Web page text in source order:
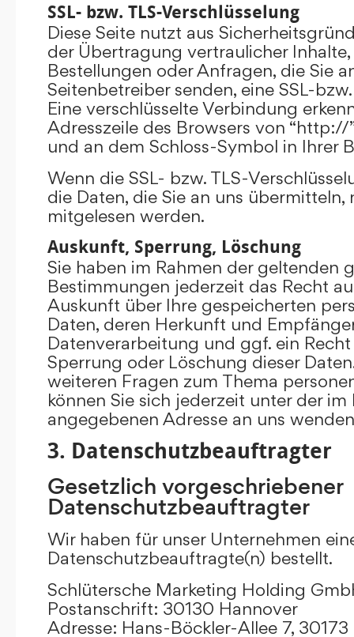
SSL- bzw. TLS-Verschlüsselung
Diese Seite nutzt aus
der Übertragung vertraulicher
Bestellungen oder Anfragen, die Sie
Seitenbetreiber senden, eine SSL-
Eine verschlüsselte Verbindung
Adresszeile des Browsers von
und an dem Schloss-Symbol in Ihrer
Wenn die SSL- bzw. TLS-
die Daten, die Sie an uns
mitgelesen werden.
Auskunft, Sperrung, Löschung
Sie haben im Rahmen der geltenden
Bestimmungen jederzeit das Recht
Auskunft über Ihre gespeicherten
Daten, deren Herkunft und
Datenverarbeitung und ggf. ein
Sperrung oder Löschung dieser
weiteren Fragen zum Thema
können Sie sich jederzeit unter der im
angegebenen Adresse an uns
3. Datenschutzbeauftragter
Gesetzlich vorgeschriebener
Datenschutzbeauftragter
Wir haben für unser Unternehmen
Datenschutzbeauftragte(n) bestellt.
Schlütersche Marketing Holding
Postanschrift: 30130 Hannover
Adresse: Hans-Böckler-Allee 7,